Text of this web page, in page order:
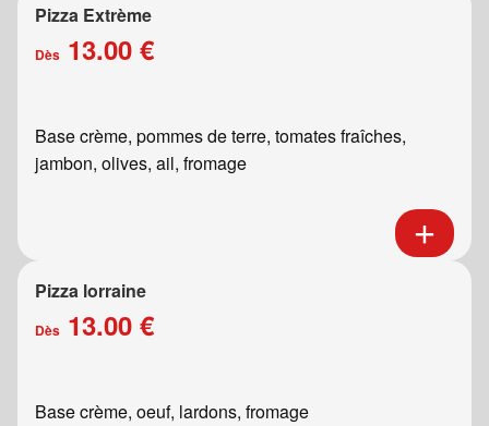
Pizza Extrème
Dès 13.00 €
Base crème, pommes de terre, tomates fraîches,
jambon, olives, ail, fromage
Pizza lorraine
Dès 13.00 €
Base crème, oeuf, lardons, fromage